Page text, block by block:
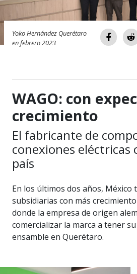
Yoko Hernández Querétaro
en febrero 2023
WAGO: con
crecimiento
El fabricante de
conexiones eléctricas
país
En los últimos dos años, México
subsidiarias con más crecimiento
donde la empresa de origen
comercializar la marca a tener
ensamble en Querétaro.